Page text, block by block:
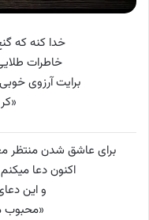
خدا کنه که
خاطرات
برایت آرزوی
برای عاشق شدن منتظر
اکنون دعا می‎کنم که هرگز تو را از دست ندهم؛
و این